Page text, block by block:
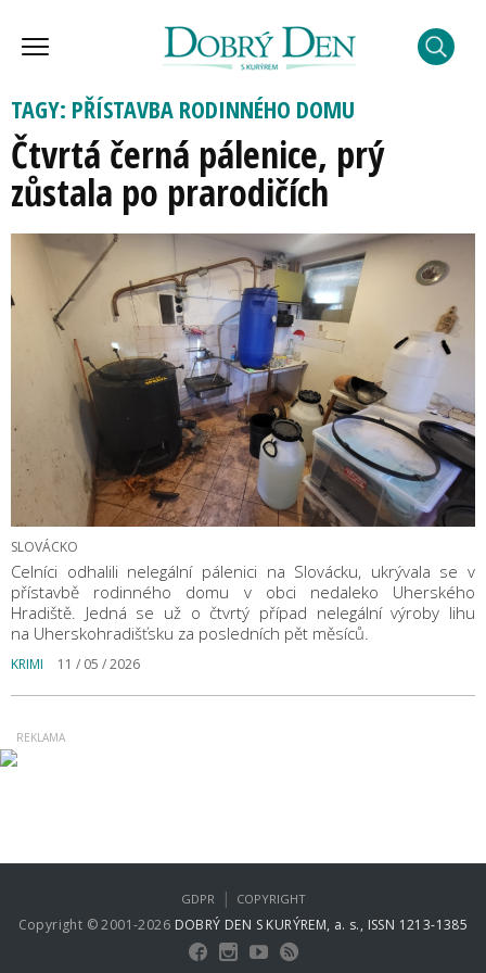
TAGY: PŘÍSTAVBA RODINNÉHO DOMU
Čtvrtá černá pálenice, prý
zůstala po prarodičích
SLOVÁCKO
Celníci odhalili nelegální pálenici na Slovácku, ukrývala se v
přístavbě rodinného domu v obci nedaleko Uherského
Hradiště. Jedná se už o čtvrtý případ nelegální výroby lihu
na Uherskohradišťsku za posledních pět měsíců.
KRIMI 11 / 05 / 2026
Copyright © 2001-2026 DOBRÝ DEN S KURÝREM, a. s., ISSN 1213-1385
GDPR | COPYRIGHT